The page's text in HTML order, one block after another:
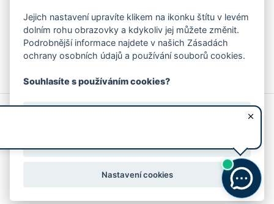
ankety, pozvánky na kulturní a sportovní akce?
Více informací o aplikaci
© 2026 Magistrát města Zlína
Prohlášení o používání cookies
Jejich nastavení upravíte klikem na ikonku štítu v levém
dolním rohu obrazovky a kdykoliv jej můžete změnit.
Podrobnější informace najdete v našich Zásadách
ochrany osobních údajů a používání souborů cookies.
Souhlasíte s používáním cookies?
Nastavení cookies